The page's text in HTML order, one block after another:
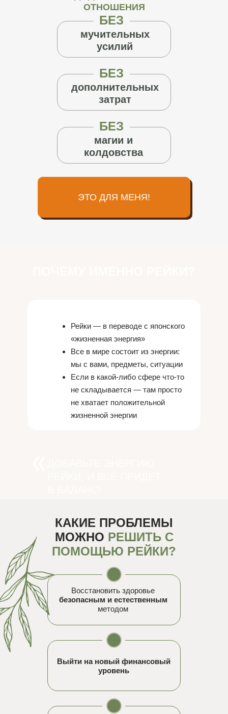
ОТНОШЕНИЯ
БЕЗ
мучительных
усилий
БЕЗ
дополнительных
затрат
ЭТО ДЛЯ МЕНЯ!
БЕЗ
магии и
колдовства
Рейки — в переводе с японского
«жизненная энергия»
Все в мире состоит из энергии:
мы с вами, предметы, ситуации
Если в какой-либо сфере что-то
не складывается — там просто
не хватает положительной
жизненной энергии
КАКИЕ ПРОБЛЕМЫ
МОЖНО РЕШИТЬ С
ПОМОЩЬЮ РЕЙКИ?
Восстановить здоровье
безопасным и естественным
методом
Выйти на новый финансовый
уровень